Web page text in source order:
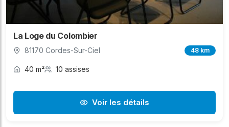
La Loge du Colombier
81170 Cordes-Sur-Ciel 48 km
40 m² 10 assises
Voir les détails